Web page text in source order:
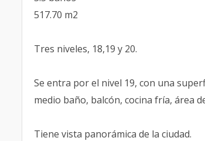
517.70 m2
Tres niveles, 18,19 y 20.
Se entra por el nivel 19, con una
medio baño, balcón, cocina fría, área
Tiene vista panorámica de la ciudad.